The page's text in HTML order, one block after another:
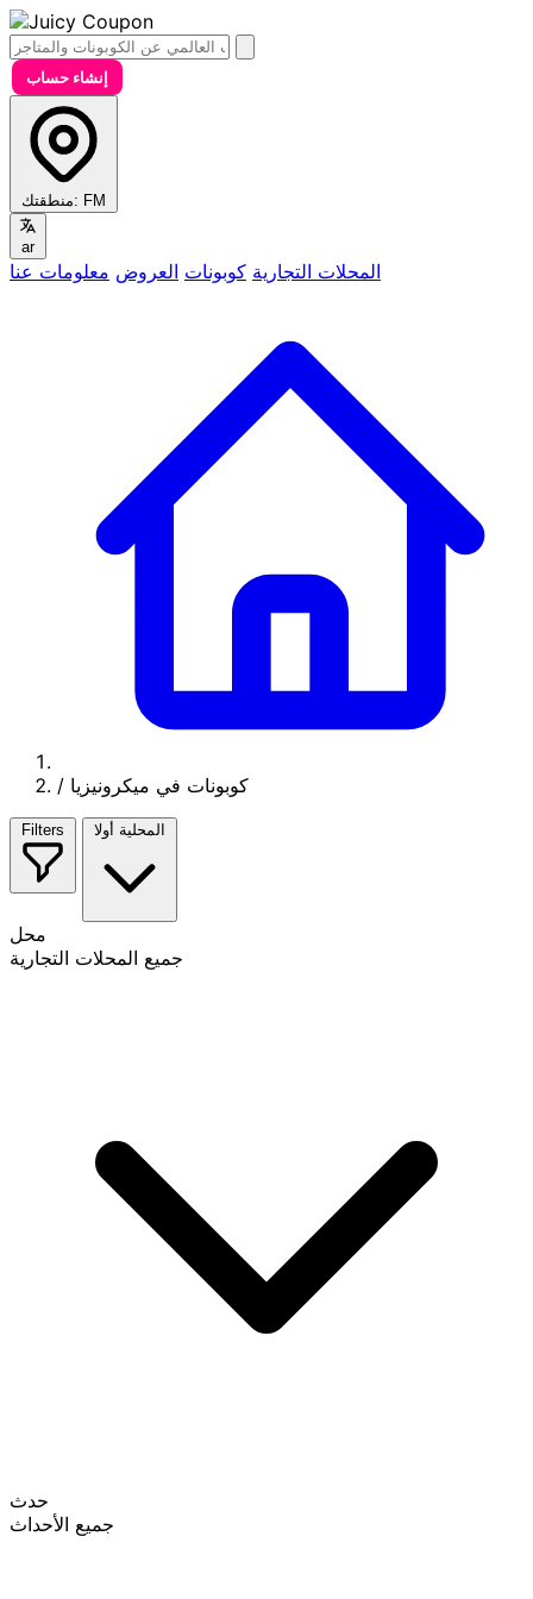
إنشاء حساب
منطقتك: FM
ar
المحلات التجارية كوبونات العروض معلومات عنا
/ كوبونات في ميكرونيزيا
Filters المحلية أولا
محل
جميع المحلات التجارية
حدث
جميع الأحداث